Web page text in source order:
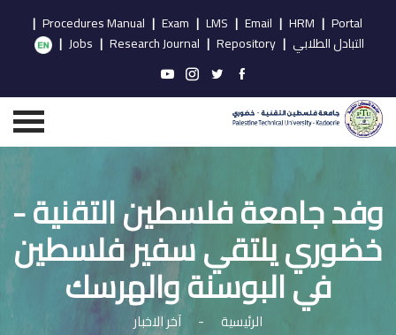
Portal
|
HRM
|
Email
|
LMS
|
Exam
|
Procedures Manual
|
التبادل الطلابي |
Repository
|
Research Journal
|
Jobs
|
وفد جامعة فلسطين التقنية -
خضوري يلتقي سفير فلسطين
في البوسنة والهرسك
الرئيسية - آخر الاخبار